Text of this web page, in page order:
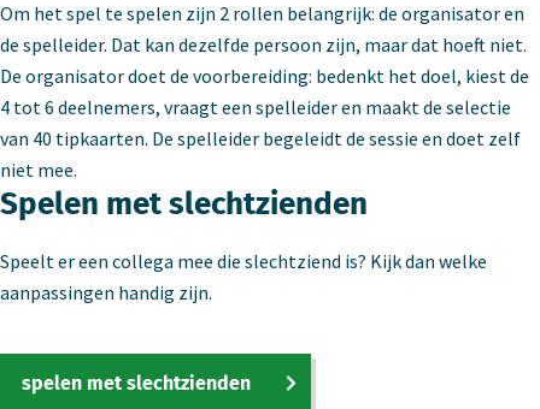
Om het spel te spelen zijn 2 rollen belangrijk: de organisator en
de spelleider. Dat kan dezelfde persoon zijn, maar dat hoeft niet.
De organisator doet de voorbereiding: bedenkt het doel, kiest de
4 tot 6 deelnemers, vraagt een spelleider en maakt de selectie
van 40 tipkaarten. De spelleider begeleidt de sessie en doet zelf
niet mee.
Spelen met slechtzienden
Speelt er een collega mee die slechtziend is? Kijk dan welke
aanpassingen handig zijn.
spelen met slechtzienden